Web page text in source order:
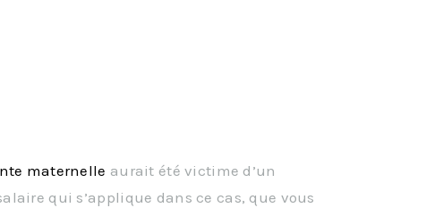
maternelle aurait été victime d’un
qui s’applique dans ce cas, que vous